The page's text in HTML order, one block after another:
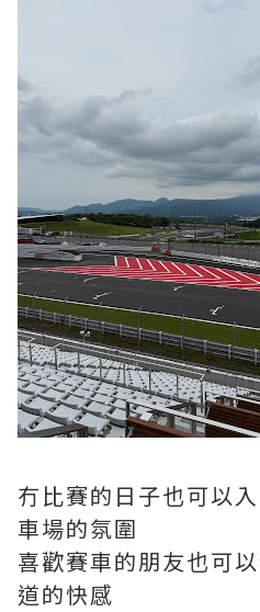
冇比賽的日子也可以
車場的氛圍
喜歡賽車的朋友也可
道的快感